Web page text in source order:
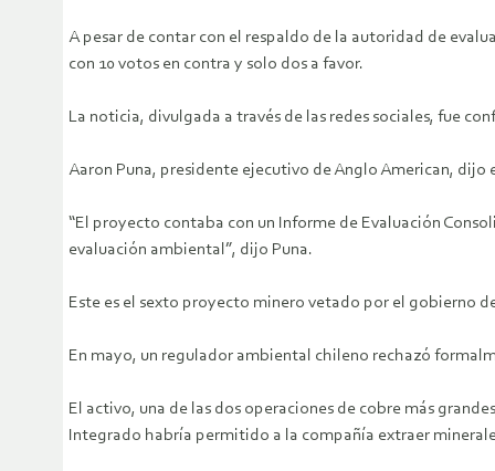
A pesar de contar con el respaldo de la autoridad de
con 10 votos en contra y solo dos a favor.
La noticia, divulgada a través de las redes sociales, fue
Aaron Puna, presidente ejecutivo de Anglo American,
“El proyecto contaba con un Informe de Evaluación
evaluación ambiental”, dijo Puna.
Este es el sexto proyecto minero vetado por el gobierno
En mayo, un regulador ambiental chileno rechazó
El activo, una de las dos operaciones de cobre más
Integrado habría permitido a la compañía extraer